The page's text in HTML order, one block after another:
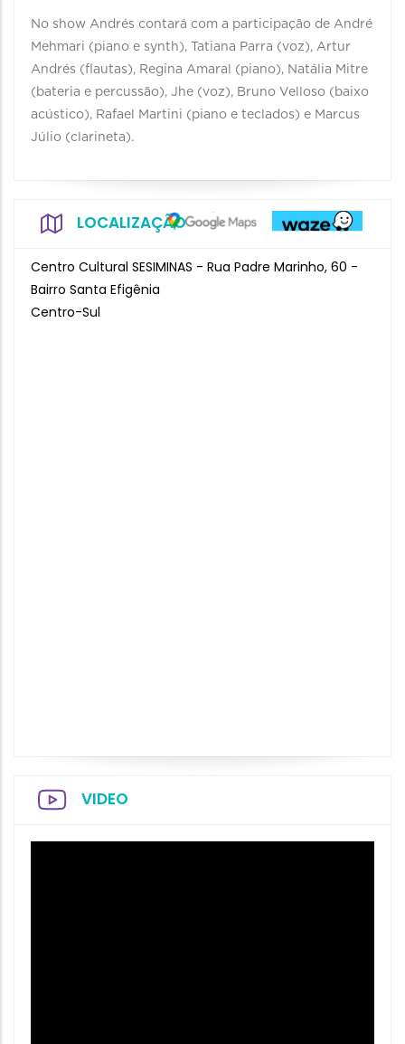
No show Andrés contará com a participação de André
Mehmari (piano e synth), Tatiana Parra (voz), Artur
Andrés (flautas), Regina Amaral (piano), Natália Mitre
(bateria e percussão), Jhe (voz), Bruno Velloso (baixo
acústico), Rafael Martini (piano e teclados) e Marcus
Júlio (clarineta).
LOCALIZAÇÃO
Centro Cultural SESIMINAS - Rua Padre Marinho, 60 -
Bairro Santa Efigênia
Centro-Sul
VIDEO